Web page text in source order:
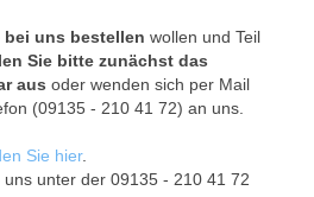
bei uns bestellen wollen und Teil
Sie bitte zunächst das
aus oder wenden sich per Mail
(09135 - 210 41 72) an uns.
Sie hier.
unter der 09135 - 210 41 72